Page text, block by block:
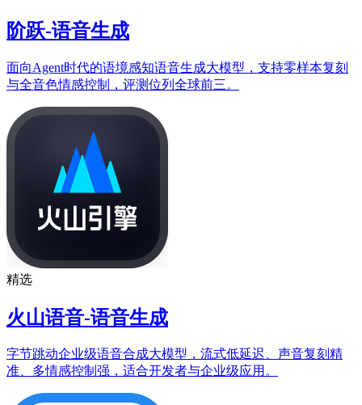
阶跃-语音生成
面向Agent时代的语境感知语音生成大模型，支持零样本复刻
与全音色情感控制，评测位列全球前三。
精选
火山语音-语音生成
字节跳动企业级语音合成大模型，流式低延迟、声音复刻精
准、多情感控制强，适合开发者与企业级应用。